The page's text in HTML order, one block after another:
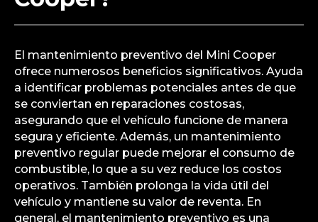
El mantenimiento preventivo del Mini Cooper
ofrece numerosos beneficios significativos. Ayuda
a identificar problemas potenciales antes de que
se conviertan en reparaciones costosas,
asegurando que el vehículo funcione de manera
segura y eficiente. Además, un mantenimiento
preventivo regular puede mejorar el consumo de
combustible, lo que a su vez reduce los costos
operativos. También prolonga la vida útil del
vehículo y mantiene su valor de reventa. En
general, el mantenimiento preventivo es una